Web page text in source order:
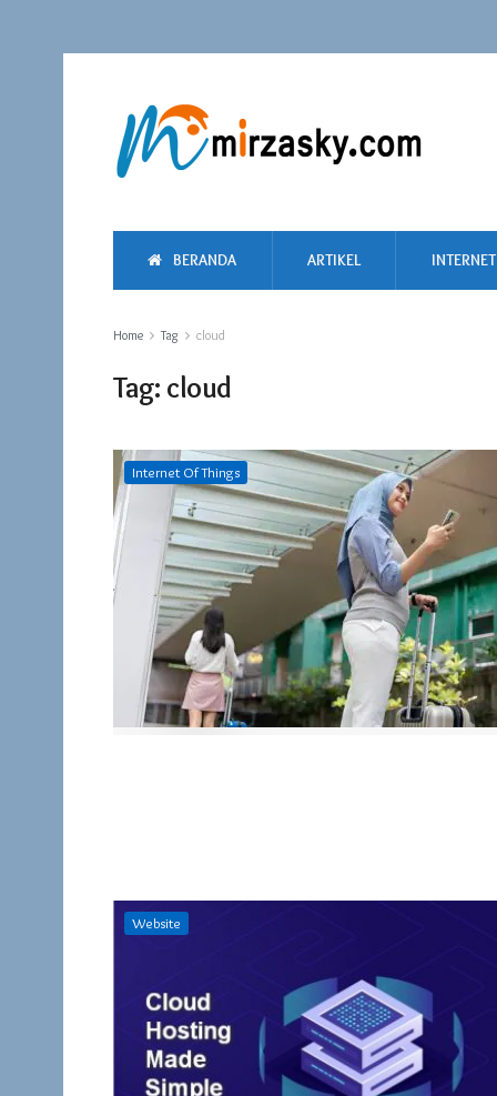
BERANDA ARTIKEL INTERNET
Home Tag cloud
Tag: cloud
Internet Of Things
Website